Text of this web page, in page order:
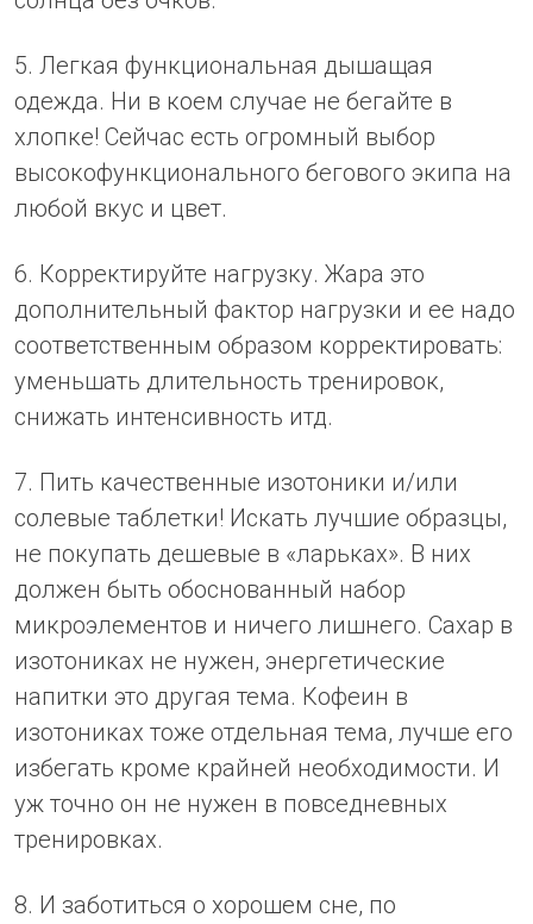
5. Легкая функциональная дышащая
одежда. Ни в коем случае не бегайте в
хлопке! Сейчас есть огромный выбор
высокофункционального бегового экипа на
любой вкус и цвет.
6. Корректируйте нагрузку. Жара это
дополнительный фактор нагрузки и ее надо
соответственным образом корректировать:
уменьшать длительность тренировок,
снижать интенсивность итд.
7. Пить качественные изотоники и/или
солевые таблетки! Искать лучшие образцы,
не покупать дешевые в «ларьках». В них
должен быть обоснованный набор
микроэлементов и ничего лишнего. Сахар в
изотониках не нужен, энергетические
напитки это другая тема. Кофеин в
изотониках тоже отдельная тема, лучше его
избегать кроме крайней необходимости. И
уж точно он не нужен в повседневных
тренировках.
8. И заботиться о хорошем сне, по